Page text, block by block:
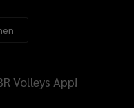
Volleys App!